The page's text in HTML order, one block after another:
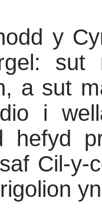
y
sut
a sut
i
hefyd
Cil-y-